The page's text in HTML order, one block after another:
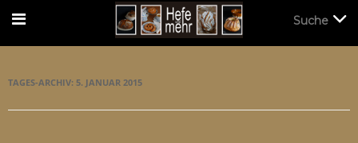
TAGES-ARCHIV: 5. JANUAR 2015
Suche
Suche